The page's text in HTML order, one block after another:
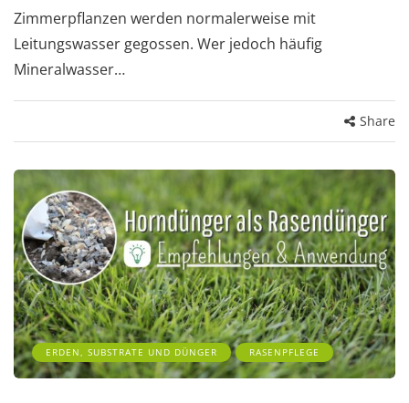
Zimmerpflanzen werden normalerweise mit
Leitungswasser gegossen. Wer jedoch häufig
Mineralwasser…
Share
ERDEN, SUBSTRATE UND DÜNGER RASENPFLEGE